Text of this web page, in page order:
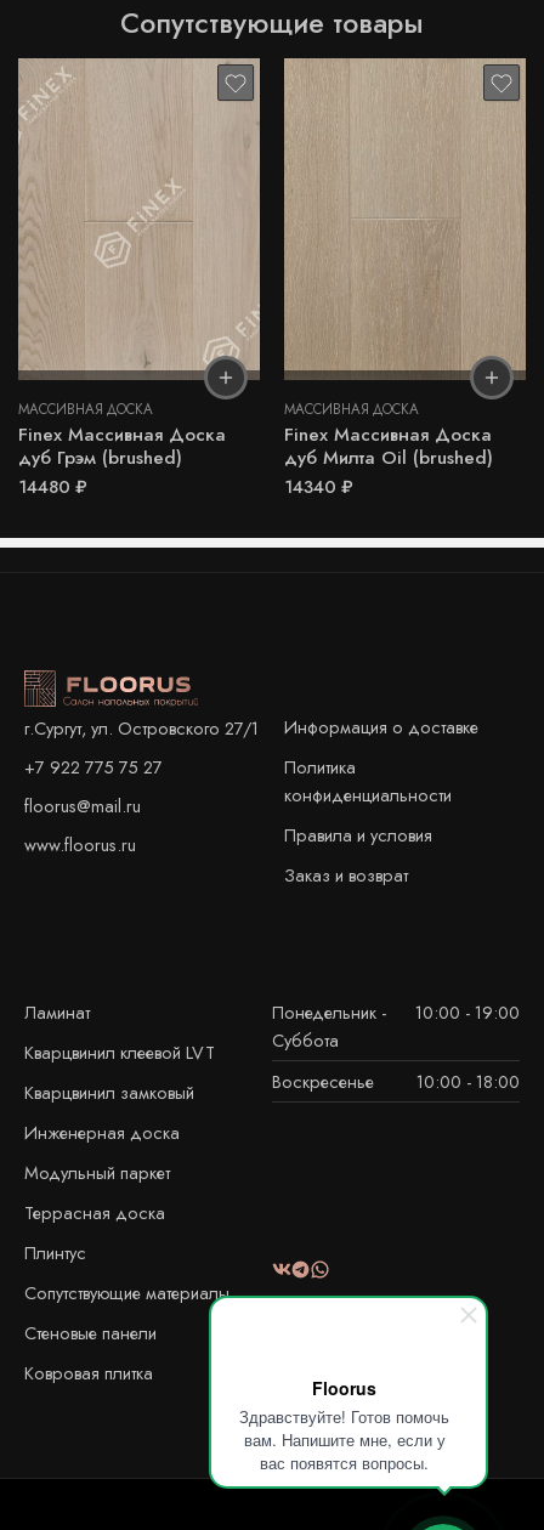
Floorus
Здравствуйте! Готов помочь
вам. Напишите мне, если у
вас появятся вопросы.
Сопутствующие товары
МАССИВНАЯ ДОСКА
Finex Массивная Доска
дуб Грэм (brushed)
14480 ₽
МАССИВНАЯ ДОСКА
Finex Массивная Доска
дуб Милта Oil (brushed)
14340 ₽
г.Сургут, ул. Островского 27/1
+7 922 775 75 27
floorus@mail.ru
www.floorus.ru
Информация о доставке
Политика
конфиденциальности
Правила и условия
Заказ и возврат
Ламинат
Кварцвинил клеевой LVT
Кварцвинил замковый
Инженерная доска
Модульный паркет
Террасная доска
Плинтус
Сопутствующие материалы
Стеновые панели
Ковровая плитка
Понедельник -
Суббота
10:00 - 19:00
Воскресенье 10:00 - 18:00